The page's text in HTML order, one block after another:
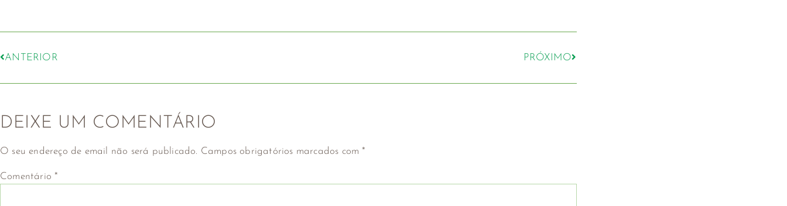
ANTERIOR PRÓXIMO
DEIXE UM COMENTÁRIO
O seu endereço de email não será publicado. Campos obrigatórios marcados com*
Comentário*